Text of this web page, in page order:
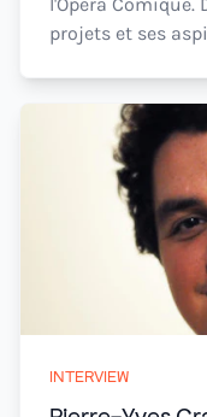
projets et ses
INTERVIEW